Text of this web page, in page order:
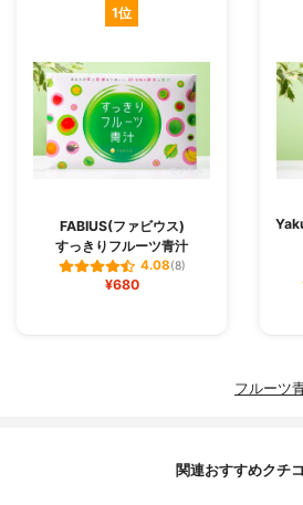
1位
FABIUS(ファビウス)
すっきりフルーツ青汁
4.08(8)
¥680
フルーツ
関連おすすめクチ